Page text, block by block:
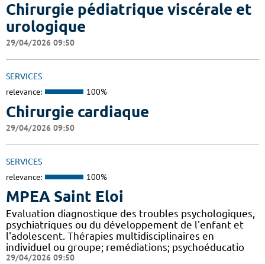
Chirurgie pédiatrique viscérale et
urologique
29/04/2026 09:50
SERVICES
relevance: 100%
Chirurgie cardiaque
29/04/2026 09:50
SERVICES
relevance: 100%
MPEA Saint Eloi
Evaluation diagnostique des troubles psychologiques,
psychiatriques ou du développement de l'enfant et
l'adolescent. Thérapies multidisciplinaires en
individuel ou groupe; remédiations; psychoéducatio
29/04/2026 09:50